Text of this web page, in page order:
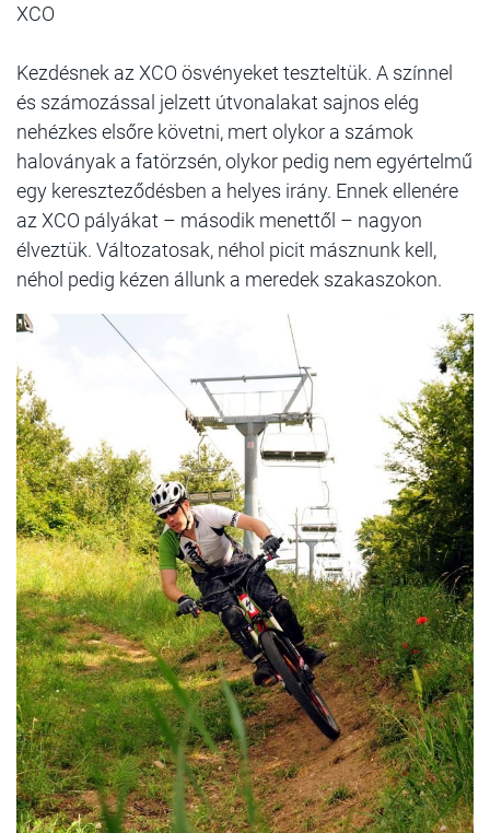
XCO
Kezdésnek az XCO ösvényeket teszteltük. A színnel
és számozással jelzett útvonalakat sajnos elég
nehézkes elsőre követni, mert olykor a számok
haloványak a fatörzsén, olykor pedig nem egyértelmű
egy kereszteződésben a helyes irány. Ennek ellenére
az XCO pályákat – második menettől – nagyon
élveztük. Változatosak, néhol picit másznunk kell,
néhol pedig kézen állunk a meredek szakaszokon.